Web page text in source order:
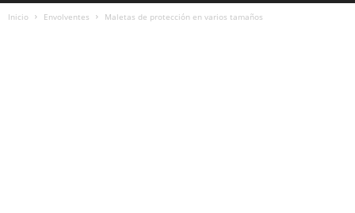
Inicio Envolventes Maletas de protección en varios tamaños